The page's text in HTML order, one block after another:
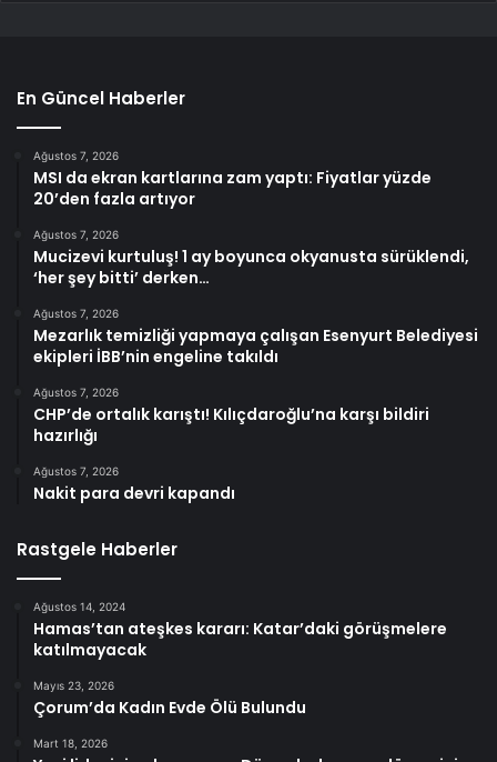
En Güncel Haberler
Ağustos 7, 2026
MSI da ekran kartlarına zam yaptı: Fiyatlar yüzde
20’den fazla artıyor
Ağustos 7, 2026
Mucizevi kurtuluş! 1 ay boyunca okyanusta sürüklendi,
‘her şey bitti’ derken…
Ağustos 7, 2026
Mezarlık temizliği yapmaya çalışan Esenyurt Belediyesi
ekipleri İBB’nin engeline takıldı
Ağustos 7, 2026
CHP’de ortalık karıştı! Kılıçdaroğlu’na karşı bildiri
hazırlığı
Ağustos 7, 2026
Nakit para devri kapandı
Rastgele Haberler
Ağustos 14, 2024
Hamas’tan ateşkes kararı: Katar’daki görüşmelere
katılmayacak
Mayıs 23, 2026
Çorum’da Kadın Evde Ölü Bulundu
Mart 18, 2026